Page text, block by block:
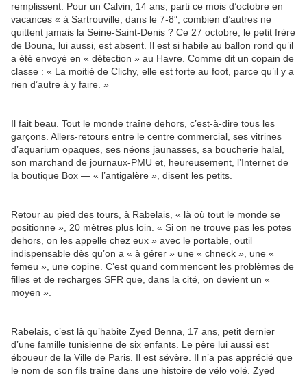
remplissent. Pour un Calvin, 14 ans, parti ce mois d’octobre en
vacances « à Sartrouville, dans le 7-8″, combien d’autres ne
quittent jamais la Seine-Saint-Denis ? Ce 27 octobre, le petit frère
de Bouna, lui aussi, est absent. Il est si habile au ballon rond qu’il
a été envoyé en « détection » au Havre. Comme dit un copain de
classe : « La moitié de Clichy, elle est forte au foot, parce qu’il y a
rien d’autre à y faire. »
Il fait beau. Tout le monde traîne dehors, c’est-à-dire tous les
garçons. Allers-retours entre le centre commercial, ses vitrines
d’aquarium opaques, ses néons jaunasses, sa boucherie halal,
son marchand de journaux-PMU et, heureusement, l’Internet de
la boutique Box — « l’antigalère », disent les petits.
Retour au pied des tours, à Rabelais, « là où tout le monde se
positionne », 20 mètres plus loin. « Si on ne trouve pas les potes
dehors, on les appelle chez eux » avec le portable, outil
indispensable dès qu’on a « à gérer » une « chneck », une «
femeu », une copine. C’est quand commencent les problèmes de
filles et de recharges SFR que, dans la cité, on devient un «
moyen ».
Rabelais, c’est là qu’habite Zyed Benna, 17 ans, petit dernier
d’une famille tunisienne de six enfants. Le père lui aussi est
éboueur de la Ville de Paris. Il est sévère. Il n’a pas apprécié que
le nom de son fils traîne dans une histoire de vélo volé. Zyed